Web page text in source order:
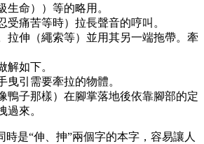
生命））等的略用。
受痛苦等時）拉長聲音的哼叫。
拉伸（繩索等）並用其另一端拖帶。牽
解如下。
曳引需要牽拉的物體。
鴨子那樣）在腳掌落地後依靠腳部的定
過來。
時是“伸、抻”兩個字的本字，容易讓人